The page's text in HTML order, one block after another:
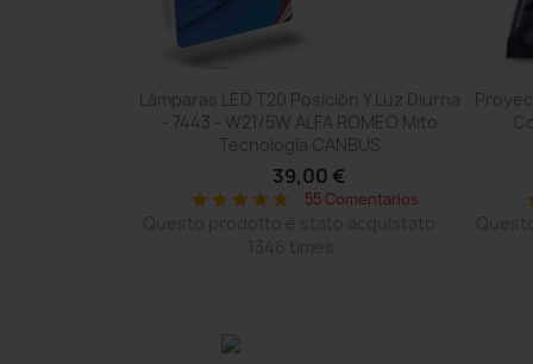
Vista rápida
Lámparas LED T20 Posición Y Luz Diurna
- 7443 - W21/5W ALFA ROMEO Mito
Tecnología CANBUS
39,00 €
star star star star star 55 Comentarios